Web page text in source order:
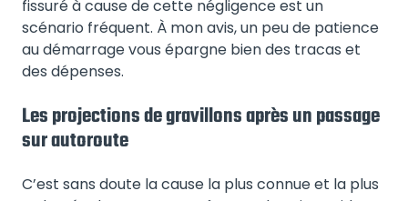
fissuré à cause de cette négligence est un
scénario fréquent. À mon avis, un peu de patience
au démarrage vous épargne bien des tracas et
des dépenses.
Les projections de gravillons après un passage
sur autoroute
C’est sans doute la cause la plus connue et la plus